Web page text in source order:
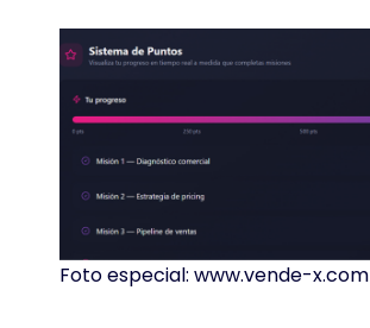
Foto especial: www.vende-x.com